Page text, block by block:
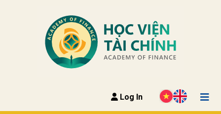
Log In